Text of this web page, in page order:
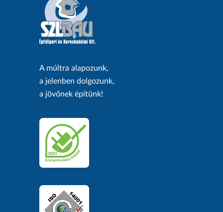
A múltra alapozunk,
a jelenben dolgozunk,
a jövőnek építünk!